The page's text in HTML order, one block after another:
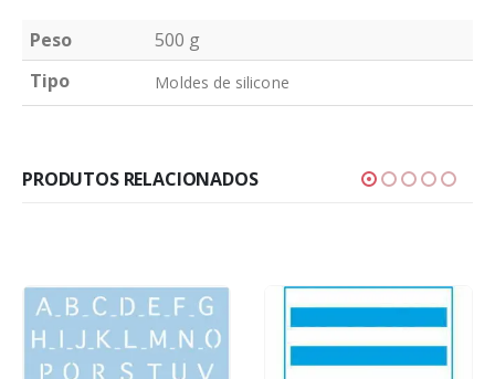
Peso
500 g
Tipo
Moldes de silicone
PRODUTOS RELACIONADOS